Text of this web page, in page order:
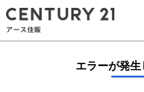
エラーが発生